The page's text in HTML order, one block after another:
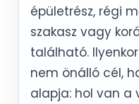
épületrész, régi
szakasz vagy
található.
nem önálló cél,
alapja: hol van a